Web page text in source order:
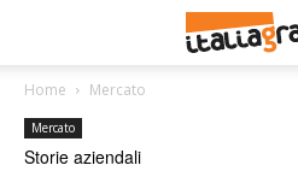
Home Mercato
Mercato
Storie aziendali